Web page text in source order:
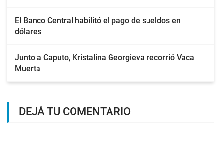
El Banco Central habilitó el pago de sueldos en
dólares
Junto a Caputo, Kristalina Georgieva recorrió Vaca
Muerta
DEJÁ TU COMENTARIO